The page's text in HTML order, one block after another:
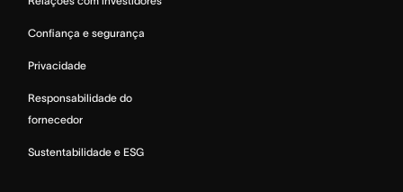
Confiança e segurança
Privacidade
Responsabilidade do
fornecedor
Sustentabilidade e ESG